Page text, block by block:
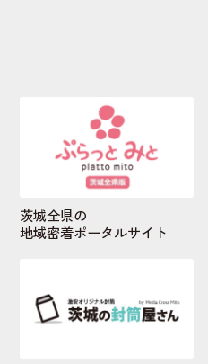
茨城全県の
地域密着ポータルサイト